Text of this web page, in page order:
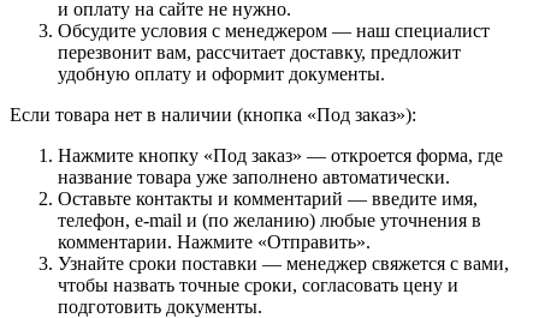
и оплату на сайте не нужно.
Обсудите условия с менеджером — наш специалист
перезвонит вам, рассчитает доставку, предложит
удобную оплату и оформит документы.
Если товара нет в наличии (кнопка «Под заказ»):
Нажмите кнопку «Под заказ» — откроется форма, где
название товара уже заполнено автоматически.
Оставьте контакты и комментарий — введите имя,
телефон, e-mail и (по желанию) любые уточнения в
комментарии. Нажмите «Отправить».
Узнайте сроки поставки — менеджер свяжется с вами,
чтобы назвать точные сроки, согласовать цену и
подготовить документы.